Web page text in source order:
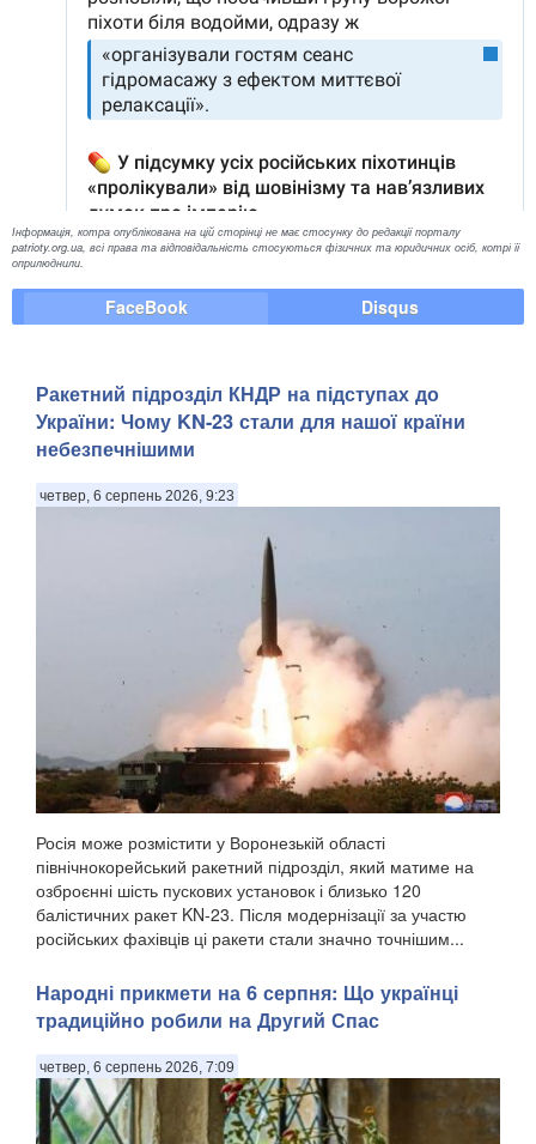
Інформація, котра опублікована на цій сторінці не має стосунку до редакції порталу
patrioty.org.ua, всі права та відповідальність стосуються фізичних та юридичних осіб, котрі її
оприлюднили.
FaceBook Disqus
Ракетний підрозділ КНДР на підступах до
України: Чому KN-23 стали для нашої країни
небезпечнішими
четвер, 6 серпень 2026, 9:23
Росія може розмістити у Воронезькій області
північнокорейський ракетний підрозділ, який матиме на
озброєнні шість пускових установок і близько 120
балістичних ракет KN-23. Після модернізації за участю
російських фахівців ці ракети стали значно точнішим...
Народні прикмети на 6 серпня: Що українці
традиційно робили на Другий Спас
четвер, 6 серпень 2026, 7:09